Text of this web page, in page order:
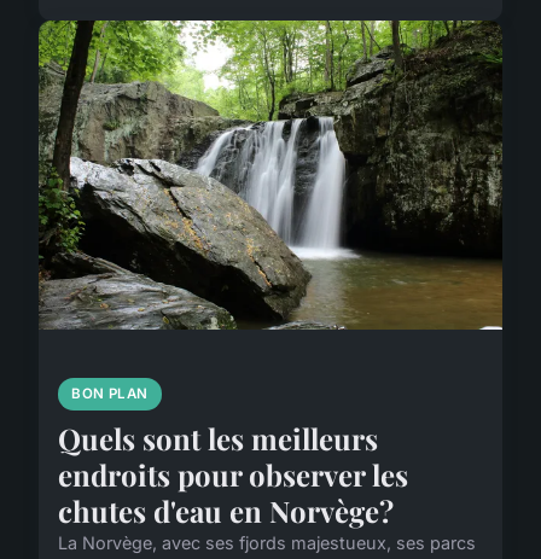
BON PLAN
Quels sont les meilleurs
endroits pour observer les
chutes d'eau en Norvège?
La Norvège, avec ses fjords majestueux, ses parcs